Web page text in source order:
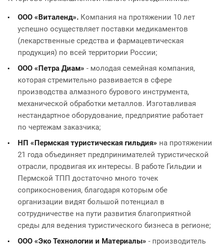
ООО «Виталенд». Компания на протяжении 10 лет
успешно осуществляет поставки медикаментов
(лекарственные средства и фармацевтическая
продукция) по всей территории России;
ООО «Петра Диам» - молодая семейная компания,
которая стремительно развивается в сфере
производства алмазного бурового инструмента,
механической обработки металлов. Изготавливая
нестандартное оборудование, предприятие работает
по чертежам заказчика;
НП «Пермская туристическая гильдия» на протяжении
21 года объединяет предпринимателей туристической
отрасли, продвигая их интересы. В работе Гильдии и
Пермской ТПП достаточно много точек
соприкосновения, благодаря которым обе
организации видят большой потенциал в
сотрудничестве на пути развития благоприятной
среды для ведения туристического бизнеса в регионе;
ООО «Эко Технологии и Материалы» - производитель